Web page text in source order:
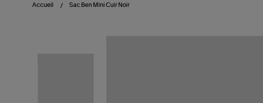
Accueil Sac Ben Mini Cuir Noir